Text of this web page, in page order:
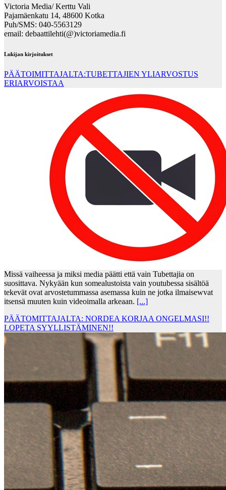
Victoria Media/ Kerttu Vali
Pajamäenkatu 14, 48600 Kotka
Puh/SMS: 040-5563129
email: debaattilehti(@)victoriamedia.fi
Lukijan kirjoitukset
PÄÄTOIMITTAJALTA:TUBETTAJIEN YLIARVOSTUS
ERIARVOISTAA
Missä vaiheessa ja miksi media päätti että vain Tubettajia on
suosittava. Nykyään kun somealustoista vain youtubessa sisältöä
tekevät ovat arvostetummassa asemassa kuin ne jotka ilmaisewvat
itsensä muuten kuin videoimalla arkeaan. [...]
PÄÄTOMITTAJALTA: NORDEA KORJAA ONGELMASI!!
LOPETA SYYLLISTÄMINEN!!